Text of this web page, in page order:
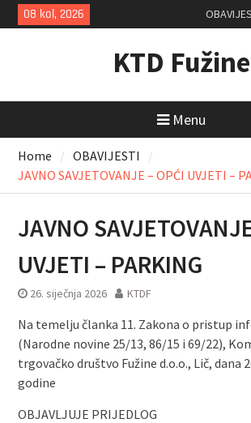
Skip
to
08 kol, 2026
KTD Fužine
Menu
Home
OBAVIJESTI
JAVNO SAVJETOVANJE – OPĆI UVJETI –
JAVNO
UVJETI – PARKING
26. siječnja 2026 KTDF
Na temelju članka 11. Zakona o pristup
(Narodne novine 25/13, 86/15 i 69/22),
trgovačko društvo Fužine d.o.o., Lič, dana
godine
OBJAVLJUJE PRIJEDLOG